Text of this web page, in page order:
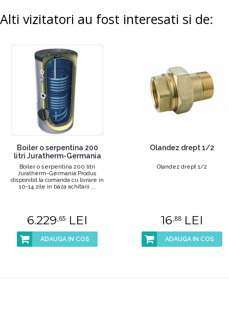
Alti vizitatori au fost interesati si de:
Boiler o serpentina 200
litri Juratherm-Germania
Boiler o serpentina 200 litri
Juratherm-Germania Produs
disponibil la comanda cu livrare in
10-14 zile in baza achitarii ...
6.229,65 LEI
ADAUGA IN COS
Olandez drept 1/2
Olandez drept 1/2
16,88LEI
ADAUGA IN COS